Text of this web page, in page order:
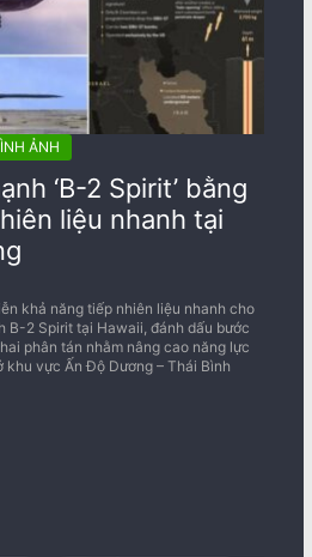
ẢNH
‘B-2 Spirit’ bằng
liệu nhanh tại
khả năng tiếp nhiên liệu nhanh cho
B-2 Spirit tại Hawaii, đánh dấu bước
phân tán nhằm nâng cao năng lực
vực Ấn Độ Dương – Thái Bình